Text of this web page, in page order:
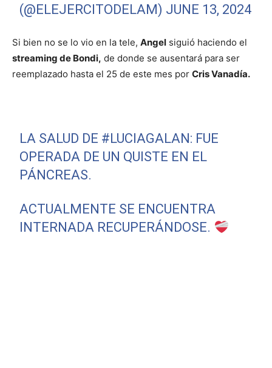
(@ELEJERCITODELAM) JUNE 13, 2024
Si bien no se lo vio en la tele, Angel siguió haciendo el
streaming de Bondi, de donde se ausentará para ser
reemplazado hasta el 25 de este mes por Cris Vanadía.
LA SALUD DE #LUCIAGALAN : FUE
OPERADA DE UN QUISTE EN EL
PÁNCREAS.
ACTUALMENTE SE ENCUENTRA
INTERNADA RECUPERÁNDOSE.